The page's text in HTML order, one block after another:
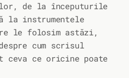
de la începuturile
la instrumentele
le folosim astăzi,
cum scrisul
ceva ce oricine poate